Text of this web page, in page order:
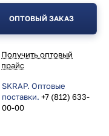
ОПТОВЫЙ ЗАКАЗ
Получить оптовый
прайс
SKRAP. Оптовые
поставки. +7 (812) 633-
00-00